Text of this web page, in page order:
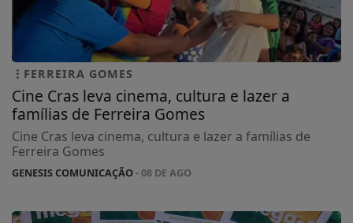
FERREIRA GOMES
Cine Cras leva cinema, cultura e lazer a
famílias de Ferreira Gomes
Cine Cras leva cinema, cultura e lazer a famílias de
Ferreira Gomes
GENESIS COMUNICAÇÃO- 08 DE AGO